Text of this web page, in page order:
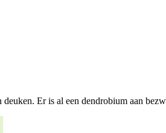
Er is al een dendrobium aan